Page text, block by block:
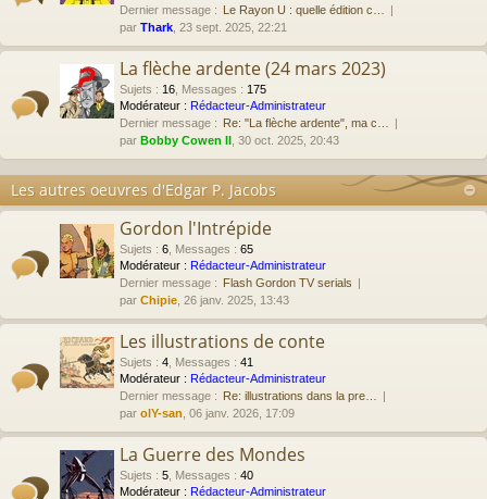
Dernier message : Le Rayon U : quelle édition c…
par Thark , 23 sept. 2025, 22:21
La flèche ardente (24 mars 2023)
Sujets : 16 Messages : 175
Modérateur : Rédacteur-Administrateur
Dernier message : Re: "La flèche ardente", ma c…
par Bobby Cowen II , 30 oct. 2025, 20:43
Les autres oeuvres d'Edgar P. Jacobs
Gordon l'Intrépide
Sujets : 6 Messages : 65
Modérateur : Rédacteur-Administrateur
Dernier message : Flash Gordon TV serials
par Chipie , 26 janv. 2025, 13:43
Les illustrations de conte
Sujets : 4 Messages : 41
Modérateur : Rédacteur-Administrateur
Dernier message : Re: illustrations dans la pre…
par olY-san , 06 janv. 2026, 17:09
La Guerre des Mondes
Sujets : 5 Messages : 40
Modérateur : Rédacteur-Administrateur